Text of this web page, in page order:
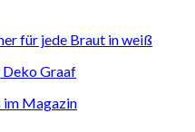
für jede Braut in weiß
im Magazin